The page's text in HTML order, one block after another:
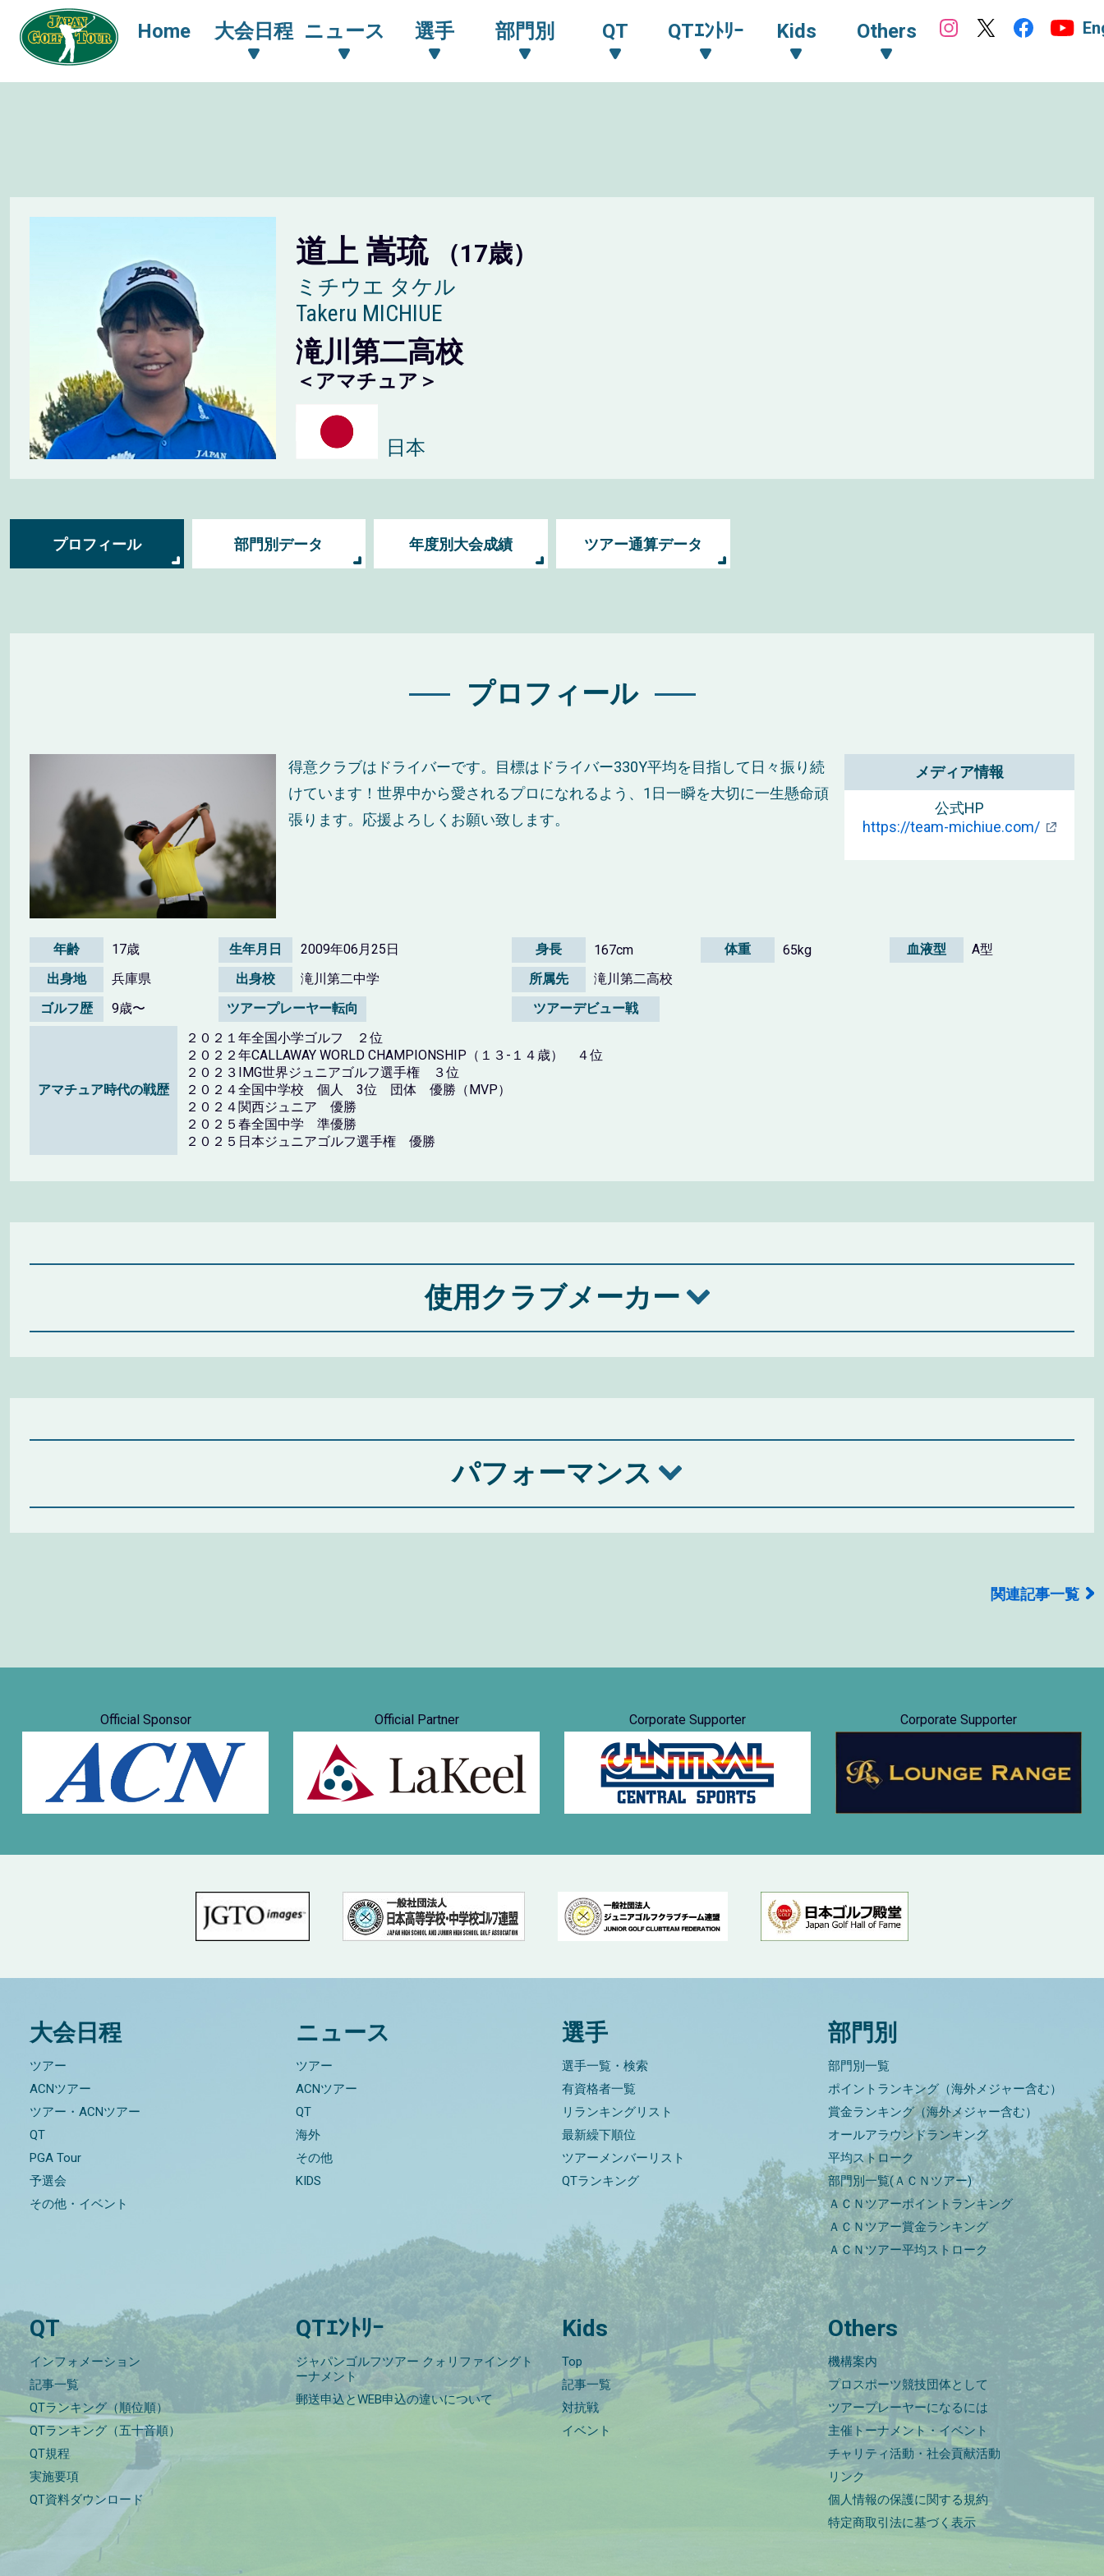
Home 大会日程 ニュース 選手 部門別 QT QTｴﾝﾄﾘｰ Kids Others
道上 嵩琉 （17歳）
ミチウエ タケル
Takeru MICHIUE
滝川第二高校
＜アマチュア＞
日本
プロフィール 部門別データ 年度別大会成績 ツアー通算データ
プロフィール
得意クラブはドライバーです。目標はドライバー330Y平均を目指して日々振り続
けています！世界中から愛されるプロになれるよう、1日一瞬を大切に一生懸命頑
張ります。応援よろしくお願い致します。
メディア情報
公式HP
https://team-michiue.com/
年齢 17歳 生年月日 2009年06月25日 身長 167cm 体重 65kg 血液型
A型
出身地
兵庫県 出身校 滝川第二中学 所属先
滝川第二高校
ゴルフ歴
9歳〜 ツアープレーヤー転向 ツアーデビュー戦
アマチュア時代の戦歴
２０２１年全国小学ゴルフ ２位
２０２２年CALLAWAY WORLD CHAMPIONSHIP（１３-１４歳） ４位
２０２３IMG世界ジュニアゴルフ選手権 ３位
２０２４全国中学校 個人 3位 団体 優勝（MVP）
２０２４関西ジュニア 優勝
２０２５春全国中学 準優勝
２０２５日本ジュニアゴルフ選手権 優勝
使用クラブメーカー
パフォーマンス
関連記事一覧
Official Sponsor Official Partner Corporate Supporter Corporate Supporter
大会日程
ツアー
ACNツアー
ツアー・ACNツアー
QT
PGA Tour
予選会
その他・イベント
ニュース
ツアー
ACNツアー
QT
海外
その他
KIDS
選手
選手一覧・検索
有資格者一覧
リランキングリスト
最新繰下順位
ツアーメンバーリスト
QTランキング
部門別
部門別一覧
ポイントランキング（海外メジャー含む）
賞金ランキング（海外メジャー含む）
オールアラウンドランキング
平均ストローク
部門別一覧(ＡＣＮツアー)
ＡＣＮツアーポイントランキング
ＡＣＮツアー賞金ランキング
ＡＣＮツアー平均ストローク
QT
インフォメーション
記事一覧
QTランキング（順位順）
QTランキング（五十音順）
QT規程
実施要項
QT資料ダウンロード
QTｴﾝﾄﾘｰ
ジャパンゴルフツアー クォリファイングト
ーナメント
郵送申込とWEB申込の違いについて
Kids
Top
記事一覧
対抗戦
イベント
Others
機構案内
プロスポーツ競技団体として
ツアープレーヤーになるには
主催トーナメント・イベント
チャリティ活動・社会貢献活動
リンク
個人情報の保護に関する規約
特定商取引法に基づく表示